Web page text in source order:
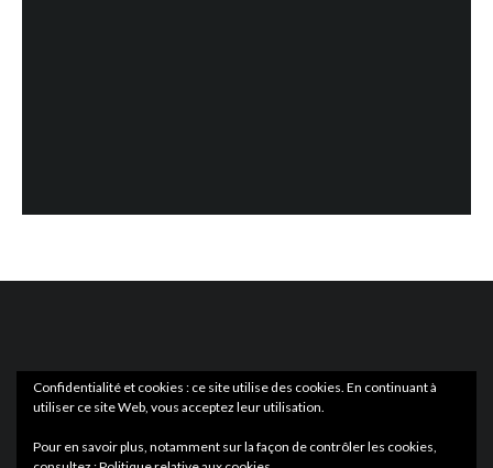
Confidentialité et cookies : ce site utilise des cookies. En continuant à
utiliser ce site Web, vous acceptez leur utilisation.
Pour en savoir plus, notamment sur la façon de contrôler les cookies,